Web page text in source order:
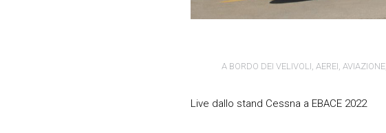
A BORDO DEI VELIVOLI AEREI AVIAZIONE
Live dallo stand Cessna a EBACE 2022